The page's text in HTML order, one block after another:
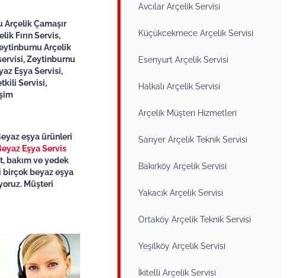
Çamaşır
Fırın Servis,
Arçelik
Zeytinburnu
Eşya Servisi,
Servisi,
eşya ürünleri
Eşya Servis
bakım ve yedek
birçok beyaz eşya
Müşteri
Avcılar Arçelik Servisi
Küçükcekmece Arçelik Servisi
Esenyurt Arçelik Servisi
Halkalı Arçelik Servisi
Arçelik Müşteri Hizmetleri
Sarıyer Arçelik Teknik Servisi
Bakırköy Arçelik Servisi
Yakacık Arçelik Servisi
Ortaköy Arçelik Teknik Servisi
Yeşilköy Arçelik Servisi
İkitelli Arçelik Servisi